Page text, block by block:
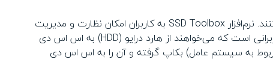
کاربران با خرید اس اس دی SWORDFISH می‌توانند جعبه ابزار ADATA SSD Toolbox و Migration Utility را به صورت رایگان دانلود کنند. نرم‌افزار SSD Toolbox به کاربران امکان نظارت و مدیریت
وضعیت درایو اس اس دی، سطح فرسایش و اطلاعات مربوط به طول عمر آن را می‌دهد. نرم‌افزار Migration Utility به ویژه مناسب کاربرانی است که می‌خواهند از هارد درایو (HDD) به اس اس دی
به سیستم عامل) بکاپ گرفته و آن را به اس اس دی